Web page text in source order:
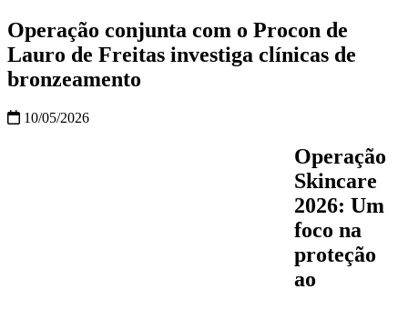
Operação conjunta com o Procon de
Lauro de Freitas investiga clínicas de
bronzeamento
10/05/2026
Operação
Skincare
2026: Um
foco na
proteção
ao